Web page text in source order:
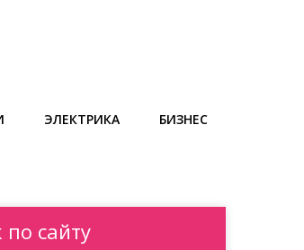
ЭЛЕКТРИКА БИЗНЕС
по сайту